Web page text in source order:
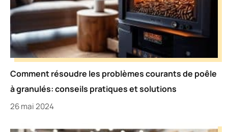
Comment résoudre les problèmes courants de poêle
à granulés: conseils pratiques et solutions
26 mai 2024